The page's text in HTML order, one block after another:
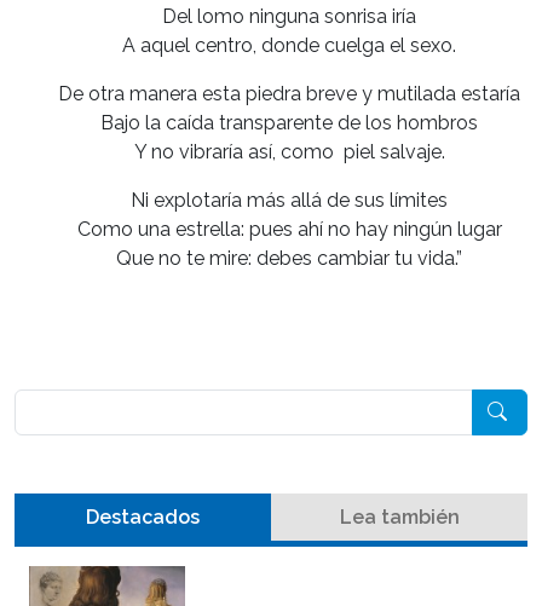
Del lomo ninguna sonrisa iría
A aquel centro, donde cuelga el sexo.
De otra manera esta piedra breve y mutilada estaría
Bajo la caída transparente de los hombros
Y no vibraría así, como piel salvaje.
Ni explotaría más allá de sus límites
Como una estrella: pues ahí no hay ningún lugar
Que no te mire: debes cambiar tu vida.”
Destacados Lea también